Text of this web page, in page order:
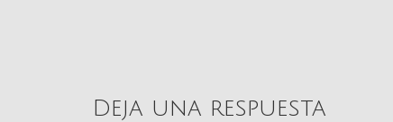
Deja una respuesta